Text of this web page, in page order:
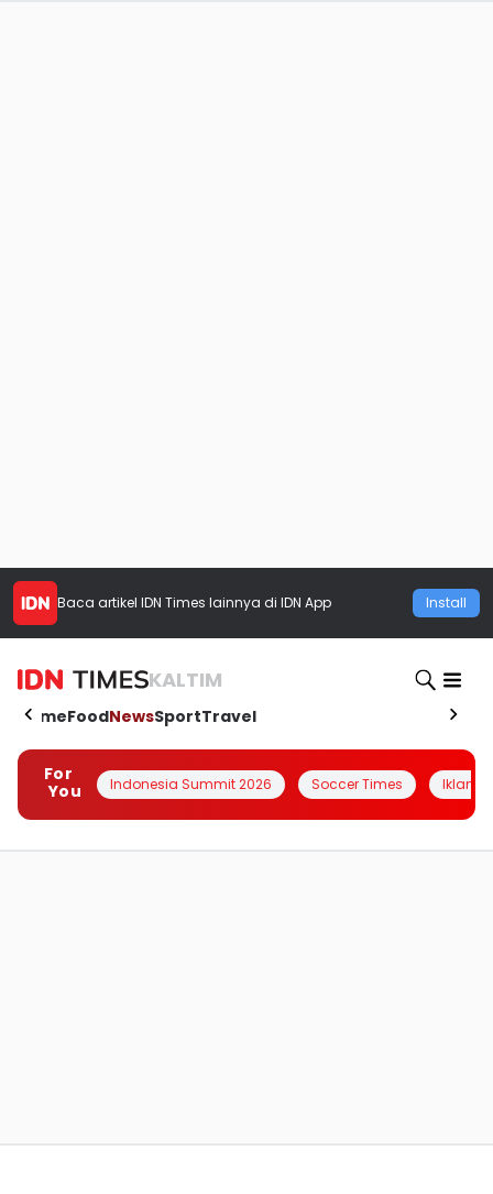
Baca artikel IDN Times lainnya di IDN App Install
KALTIM
HomeFoodNewsSportTravel
For
You
Indonesia Summit 2026 Soccer Times Iklanin